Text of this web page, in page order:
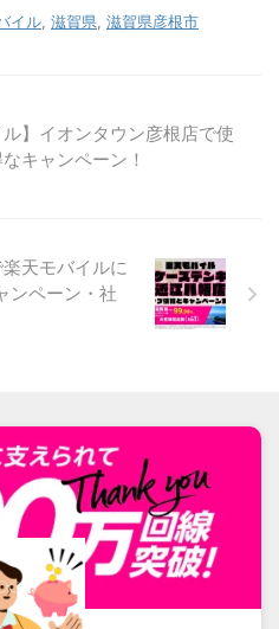
イル 滋賀県 滋賀県彦根市
ル】イオンタウン彦根店で使
キャンペーン！
天モバイルに
ンペーン・社